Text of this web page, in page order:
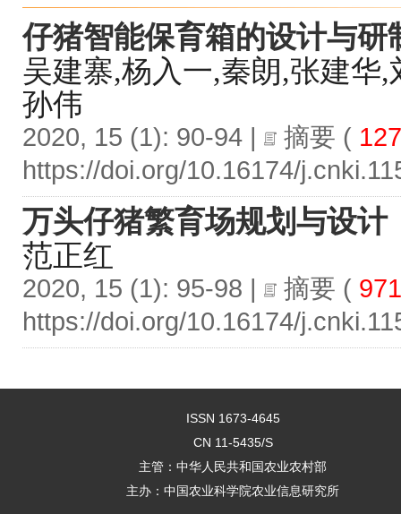
仔猪智能保育箱的设计与研
吴建寨,杨入一,秦朗,张建华
孙伟
2020, 15 (1): 90-94 | 摘要 (
https://doi.org/10.16174/
万头仔猪繁育场规划与设计
范正红
2020, 15 (1): 95-98 | 摘要 ( 971
https://doi.org/10.16174/
ISSN 1673-4645
CN 11-5435/S
主管：中华人民共和国农业农村部
主办：中国农业科学院农业信息研究所